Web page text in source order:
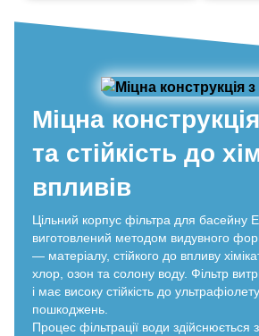
Міцна
та стійкість до
впливів
Цільний корпус фільтра для басейну
виготовлений методом видувного
— матеріалу, стійкого до впливу
хлор, озон та солону воду. Фільтр
і має високу стійкість до
пошкоджень.
Процес фільтрації води